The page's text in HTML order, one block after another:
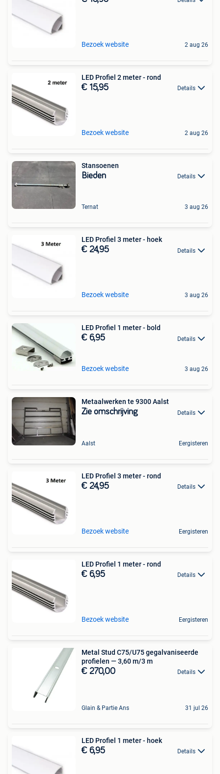
Bezoek website 2 aug 26
LED Profiel 2 meter - rond
€ 15,95 Details
Bezoek website 2 aug 26
Stansoenen
Bieden Details
Ternat 3 aug 26
LED Profiel 3 meter - hoek
€ 24,95 Details
Bezoek website 3 aug 26
LED Profiel 1 meter - bold
€ 6,95 Details
Bezoek website 3 aug 26
Metaalwerken te 9300 Aalst
Zie omschrijving Details
Aalst Eergisteren
LED Profiel 3 meter - rond
€ 24,95 Details
Bezoek website Eergisteren
LED Profiel 1 meter - rond
€ 6,95 Details
Bezoek website Eergisteren
Metal Stud C75/U75 gegalvaniseerde
profielen — 3,60 m/3 m
€ 270,00 Details
Glain & Partie Ans 31 jul 26
LED Profiel 1 meter - hoek
€ 6,95 Details